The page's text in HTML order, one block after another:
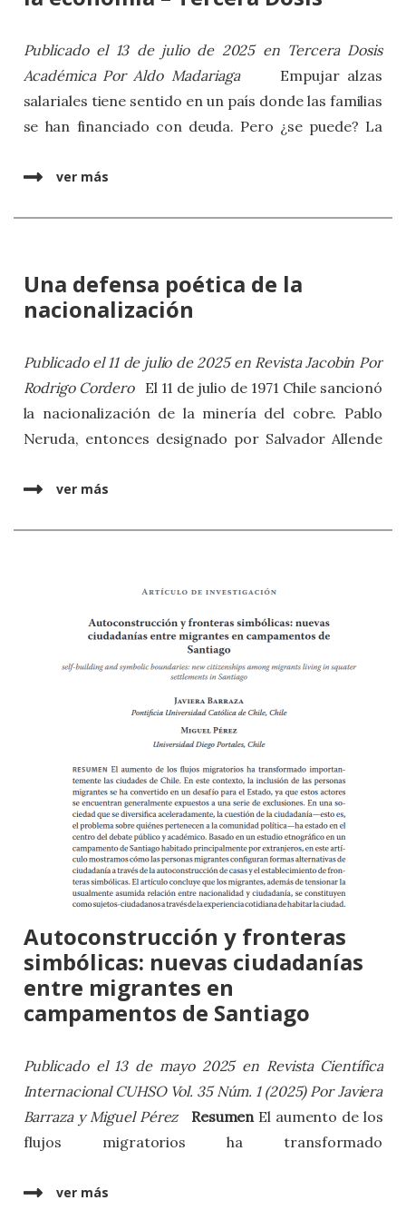
proceso constituyente chileno y las historias que
circularon sobre su valor y propósito democráticos.
A partir de este caso, invita a reconsiderar la
democracia como un logro narrativo cuya vitalidad
escuchar y confrontar diversas historias. El fracaso
desafío más amplio: cuestionar las narrativas que
reparar el tejido dañado de nuestros mundos
sociales compartidos.
Publicado el 13 de julio de 2025 en Tercera Dosis
Académica PorAldo MadariagaEmpujar alzas
salariales tiene sentido en un país donde las familias
se han financiado con deuda. Pero ¿se puede? La
candidata de la izquierda requiere sindicatos
Artículo completo aquí
ver más
Una defensa poética de la
nacionalización
Publicado el 11 de julio de 2025 en Revista Jacobin Por
Rodrigo CorderoEl 11 de julio de 1971 Chile sancionó
la nacionalización de la minería del cobre. Pablo
Neruda, entonces designado por Salvador Allende
protagonismo en el debate, defendiendo ante los
ver más
Autoconstrucción y fronteras
simbólicas: nuevas ciudadanías
entre migrantes en
campamentos de Santiago
Publicado el 13 de mayo 2025 en Revista Científica
Internacional CUHSO Vol. 35 Núm. 1 (2025) Por Javiera
Barraza yMiguel Pérez ResumenEl aumento de los
flujos migratorios ha transformado
contexto, la inclusión de las personas migrantes se
ver más